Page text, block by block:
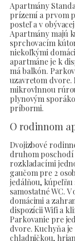
Apartmány
prízemí a prvom
posteľ a v
Apartmány majú
sprchovacím
niekoľkými
apartmáne je k
má balkón.
uzavretom dvore.
mikrovlnnou
plynovým
príbormi.
O rodinnom
Dvojizbové
druhom poschodí
rozkladacími
gaučom pre 2
jedálňou, kúpeľňu
samostatné WC.
domácimi a
dispozícii Wifi a
Parkovanie pre
dvore. Kuchyňa
chladničkou,